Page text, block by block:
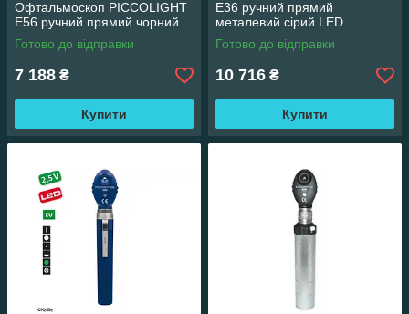
Офтальмоскоп PICCOLIGHT
E56 ручний прямий чорний
Готово до відправки
7 188 ₴
Купити
E36 ручний прямий
металевий сірий LED
Готово до відправки
10 716 ₴
Купити